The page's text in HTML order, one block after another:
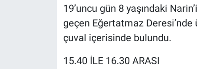
19’uncu gün 8 yaşındaki
geçen Eğertatmaz
çuval içerisinde bulundu.
15.40 İLE 16.30 ARASI